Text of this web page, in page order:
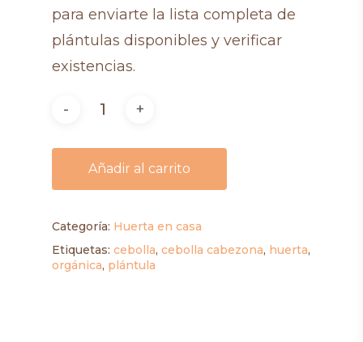
para enviarte la lista completa de
plántulas disponibles y verificar
existencias.
Añadir al carrito
Categoría: Huerta en casa
Etiquetas: cebolla, cebolla cabezona, huerta,
orgánica, plántula